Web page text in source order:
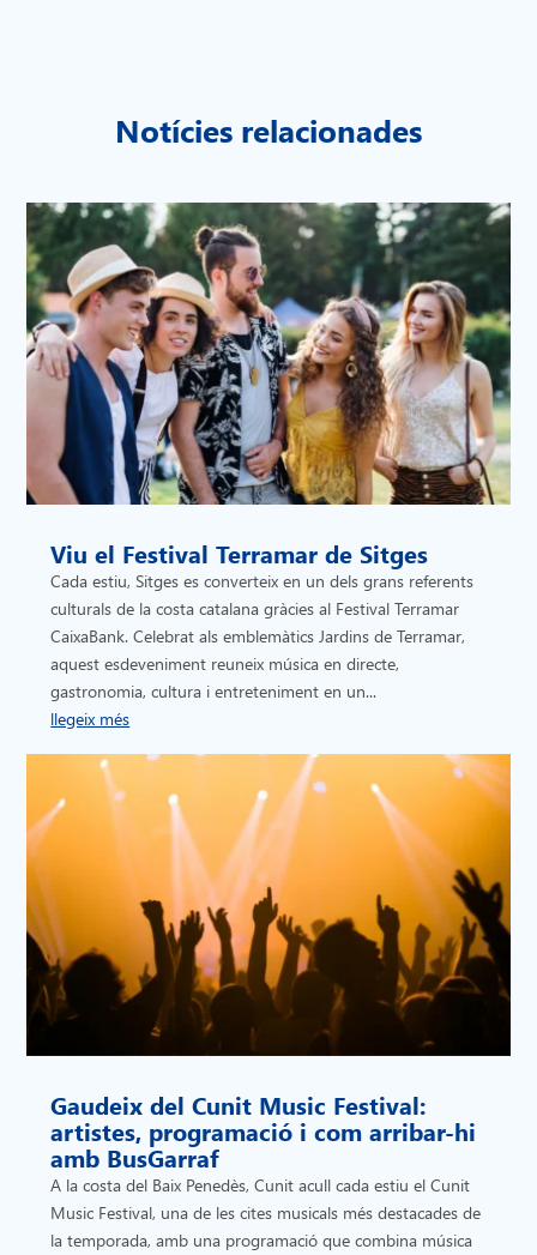
Notícies relacionades
Viu el Festival Terramar de Sitges
Cada estiu, Sitges es converteix en un dels grans referents
culturals de la costa catalana gràcies al Festival Terramar
CaixaBank. Celebrat als emblemàtics Jardins de Terramar,
aquest esdeveniment reuneix música en directe,
gastronomia, cultura i entreteniment en un...
llegeix més
Gaudeix del Cunit Music Festival:
artistes, programació i com arribar-hi
amb BusGarraf
A la costa del Baix Penedès, Cunit acull cada estiu el Cunit
Music Festival, una de les cites musicals més destacades de
la temporada, amb una programació que combina música